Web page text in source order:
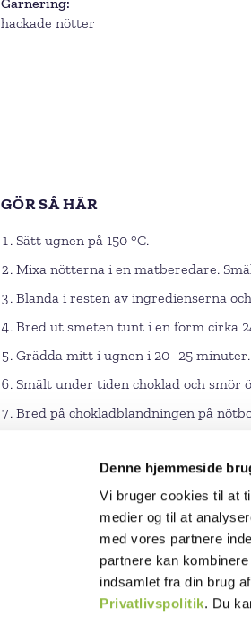
Denne hjemmeside
Vi bruger cookies til at
medier og til at
med vores partnere
partnere kan
indsamlet fra din brug
Privatlivspolitik. Du
hackade nötter
GÖR SÅ HÄR
Sätt ugnen på 150 °C.
Mixa nötterna i en matberedare.
Blanda i resten av ingredienserna
Bred ut smeten tunt i en form cirka
Grädda mitt i ugnen i 20–25
Smält under tiden choklad och smör
Bred på chokladblandningen på